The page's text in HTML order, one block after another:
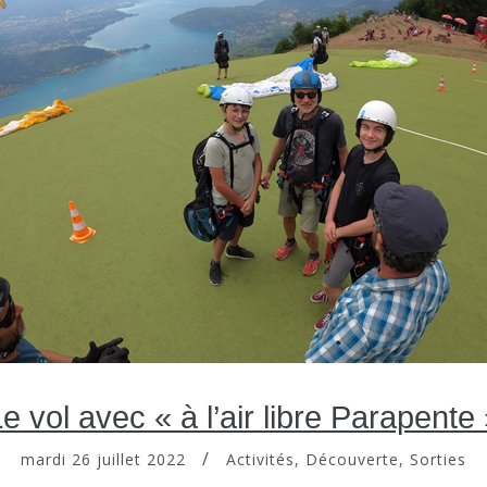
vol avec « à l’air libre Parapente
mardi 26 juillet 2022 Activités, Découverte, Sorties